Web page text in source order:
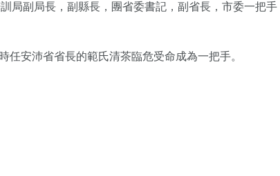
局副局長，副縣長，團省委書記，副省長，市委一把手
任安沛省省長的範氏清茶臨危受命成為一把手。